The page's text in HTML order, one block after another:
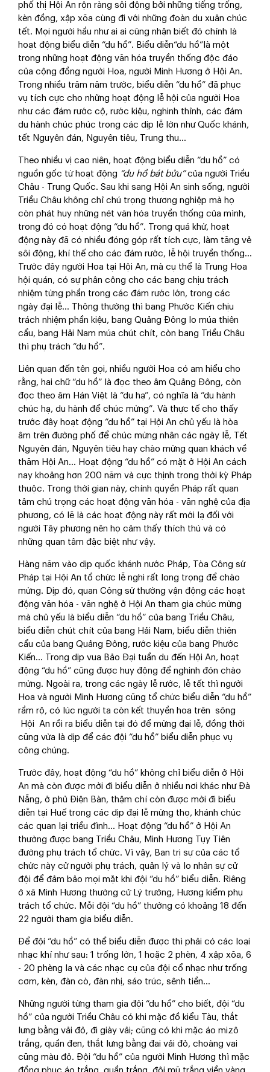
phố thị Hội An rộn ràng sôi động bởi những tiếng trống,
kèn đồng, xập xõa cùng đi với những đoàn du xuân chúc
tết. Mọi người hầu như ai ai cũng nhận biết đó chính là
hoạt động biểu diễn “du hồ”. Biểu diễn“du hồ”là một
trong những hoạt động văn hóa truyền thống độc đáo
của cộng đồng người Hoa, người Minh Hương ở Hội An.
Trong nhiều trăm năm trước, biểu diễn “du hồ” đã phục
vụ tích cực cho những hoạt động lễ hội của người Hoa
như các đám rước cộ, rước kiệu, nghinh thỉnh, các đám
du hành chúc phúc trong các dịp lễ lớn như Quốc khánh,
tết Nguyên đán, Nguyên tiêu, Trung thu…
Theo nhiều vị cao niên, hoạt động biểu diễn “du hồ” có
nguồn gốc từ hoạt động “du hồ bát bửu”của người Triều
Châu - Trung Quốc. Sau khi sang Hội An sinh sống, người
Triều Châu không chỉ chú trọng thương nghiệp mà họ
còn phát huy những nét văn hóa truyền thống của mình,
trong đó có hoạt động “du hồ”. Trong quá khứ, hoạt
động này đã có nhiều đóng góp rất tích cực, làm tăng vẻ
sôi động, khí thế cho các đám rước, lễ hội truyền thống…
Trước đây người Hoa tại Hội An, mà cụ thể là Trung Hoa
hội quán, có sự phân công cho các bang chịu trách
nhiệm từng phần trong các đám rước lớn, trong các
ngày đại lễ… Thông thường thì bang Phước Kiến chịu
trách nhiệm phần kiệu, bang Quảng Đông lo múa thiên
cẩu, bang Hải Nam múa chút chít, còn bang Triều Châu
thì phụ trách “du hồ”.
Liên quan đến tên gọi, nhiều người Hoa có am hiểu cho
rằng, hai chữ “du hồ” là đọc theo âm Quảng Đông, còn
đọc theo âm Hán Việt là “du hạ”, có nghĩa là “du hành
chúc hạ, du hành để chúc mừng”. Và thực tế cho thấy
trước đây hoạt động “du hồ” tại Hội An chủ yếu là hòa
âm trên đường phố để chúc mừng nhân các ngày lễ, Tết
Nguyên đán, Nguyên tiêu hay chào mừng quan khách về
thăm Hội An… Hoạt động “du hồ” có mặt ở Hội An cách
nay khoảng hơn 200 năm và cực thịnh trong thời kỳ Pháp
thuộc. Trong thời gian này, chính quyền Pháp rất quan
tâm chú trọng các hoạt động văn hóa - văn nghệ của địa
phương, có lẽ là các hoạt động này rất mới lạ đối với
người Tây phương nên họ cảm thấy thích thú và có
những quan tâm đặc biệt như vậy.
Hàng năm vào dịp quốc khánh nước Pháp, Tòa Công sứ
Pháp tại Hội An tổ chức lễ nghi rất long trọng để chào
mừng. Dịp đó, quan Công sứ thường vận động các hoạt
động văn hóa - văn nghệ ở Hội An tham gia chúc mừng
mà chủ yếu là biểu diễn “du hồ” của bang Triều Châu,
biểu diễn chút chít của bang Hải Nam, biểu diễn thiên
cẩu của bang Quảng Đông, rước kiệu của bang Phước
Kiến… Trong dịp vua Bảo Đại tuần du đến Hội An, hoạt
động “du hồ” cũng được huy động để nghinh đón chào
mừng. Ngoài ra, trong các ngày lễ rước, lễ tết thì người
Hoa và người Minh Hương cũng tổ chức biểu diễn “du hồ”
rầm rộ, có lúc người ta còn kết thuyền hoa trên sông
Hội An rồi ra biểu diễn tại đó để mừng đại lễ, đồng thời
cũng vừa là dịp để các đội “du hồ” biểu diễn phục vụ
công chúng.
Trước đây, hoạt động “du hồ” không chỉ biểu diễn ở Hội
An mà còn được mời đi biểu diễn ở nhiều nơi khác như Đà
Nẵng, ở phủ Điện Bàn, thậm chí còn được mời đi biểu
diễn tại Huế trong các dịp đại lễ mừng thọ, khánh chúc
các quan lại triều đình… Hoạt động “du hồ” ở Hội An
thường được bang Triều Châu, Minh Hương Tụy Tiên
đường phụ trách tổ chức. Vì vậy, Ban trị sự của các tổ
chức này cử người phụ trách, quản lý và lo nhân sự cử
đội để đảm bảo mọi mặt khi đội “du hồ” biểu diễn. Riêng
ở xã Minh Hương thường cử Lý trưởng, Hương kiểm phụ
trách tổ chức. Mỗi đội “du hồ” thường có khoảng 18 đến
22 người tham gia biểu diễn.
Để đội “du hồ” có thể biểu diễn được thì phải có các loại
nhạc khí như sau: 1 trống lớn, 1 hoặc 2 phèn, 4 xập xõa, 6
- 20 phèng la và các nhạc cụ của đội cổ nhạc như trống
cơm, kèn, đàn cò, đàn nhị, sáo trúc, sênh tiền…
Những người từng tham gia đội “du hồ” cho biết, đội “du
hồ” của người Triều Châu có khi mặc đồ kiểu Tàu, thắt
lưng bằng vải đỏ, đi giày vải; cũng có khi mặc áo mizô
trắng, quần đen, thắt lưng bằng đai vải đỏ, choàng vai
cũng màu đỏ. Đội “du hồ” của người Minh Hương thì mặc